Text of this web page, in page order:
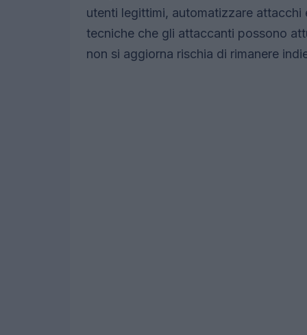
utenti legittimi, automatizzare
tecniche che gli attaccanti possono
non si aggiorna rischia di rimanere